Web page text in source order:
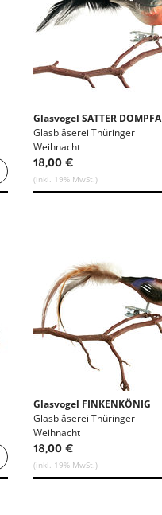
Glasvogel SATTER
Glasbläserei Thüringer
Weihnacht
18,00 €
(inkl. 19% MwSt.)
Glasvogel FINKENKÖNIG
Glasbläserei Thüringer
Weihnacht
18,00 €
(inkl. 19% MwSt.)